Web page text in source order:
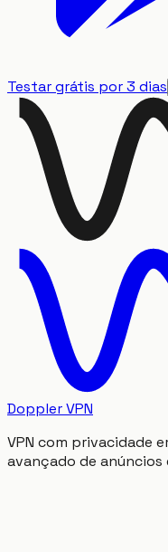
Testar grátis por 3 dias
Doppler VPN
VPN com privacidade
avançado de